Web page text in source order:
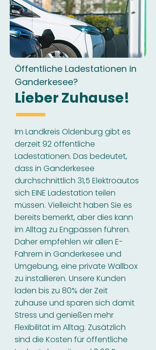
Öffentliche Ladestationen in
Ganderkesee?
Lieber Zuhause!
Im Landkreis Oldenburg gibt es
derzeit 92 öffentliche
Ladestationen. Das bedeutet,
dass in Ganderkesee
durchschnittlich 31,5 Elektroautos
sich EINE Ladestation teilen
müssen. Vielleicht haben Sie es
bereits bemerkt, aber dies kann
im Alltag zu Engpässen führen.
Daher empfehlen wir allen E-
Fahrern in Ganderkesee und
Umgebung, eine private Wallbox
zu installieren. Unsere Kunden
laden bis zu 80% der Zeit
zuhause und sparen sich damit
Stress und genießen mehr
Flexibilität im Alltag. Zusätzlich
sind die Kosten für öffentliche